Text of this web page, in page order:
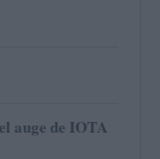
auge de IOTA